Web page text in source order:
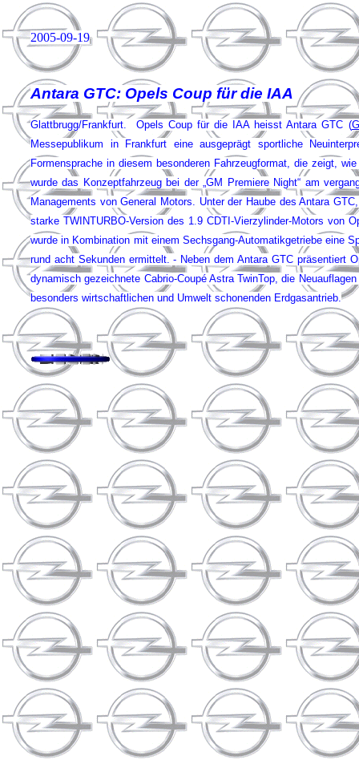
2005-09-19
Antara GTC: Opels Coup für die IAA
Glattbrugg/Frankfurt. Opels Coup für die IAA heisst Antara GTC (G
Messepublikum in Frankfurt eine ausgeprägt sportliche
Formensprache in diesem besonderen Fahrzeugformat, die zeigt,
wurde das Konzeptfahrzeug bei der „GM Premiere Night“ am
Managements von General Motors. Unter der Haube des Antara
starke TWINTURBO-Version des 1.9 CDTI-Vierzylinder-Motors von
wurde in Kombination mit einem Sechsgang-Automatikgetriebe eine
rund acht Sekunden ermittelt. - Neben dem Antara GTC präsentiert
dynamisch gezeichnete Cabrio-Coupé Astra TwinTop, die
besonders wirtschaftlichen und Umwelt schonenden Erdgasantrieb.